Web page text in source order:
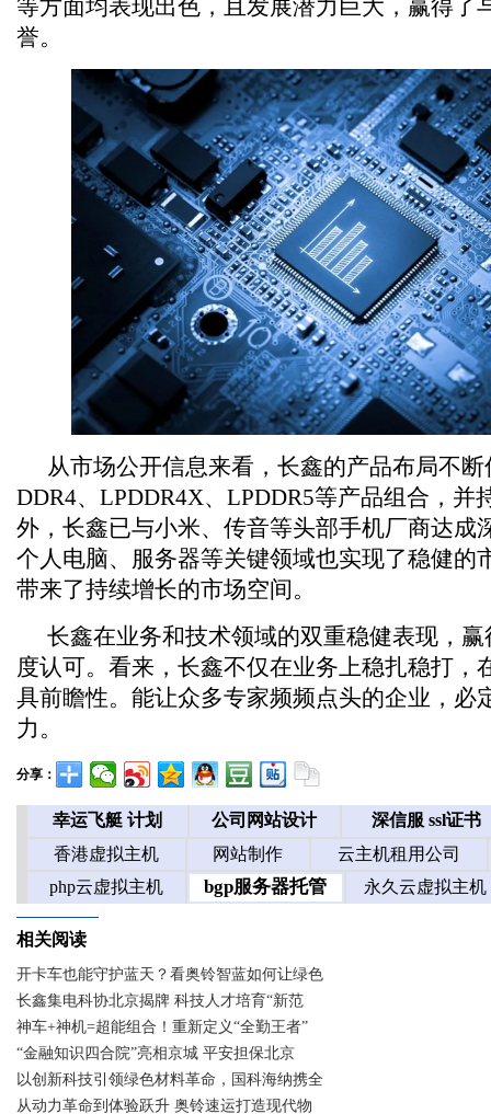
等方面均表现出色，且发展潜力巨大，赢得了
誉。
从市场公开信息来看，长鑫的产品布局不
DDR4、LPDDR4X、LPDDR5等产品组合，并
外，长鑫已与小米、传音等头部手机厂商达成
个人电脑、服务器等关键领域也实现了稳健的
带来了持续增长的市场空间。
长鑫在业务和技术领域的双重稳健表现，
度认可。看来，长鑫不仅在业务上稳扎稳打，
具前瞻性。能让众多专家频频点头的企业，必
力。
分享：
相关阅读
开卡车也能守护蓝天？看奥铃智蓝如何让绿色
长鑫集电科协北京揭牌 科技人才培育“新范
神车+神机=超能组合！重新定义“全勤王者”
“金融知识四合院”亮相京城 平安担保北京
以创新科技引领绿色材料革命，国科海纳携全
从动力革命到体验跃升 奥铃速运打造现代物